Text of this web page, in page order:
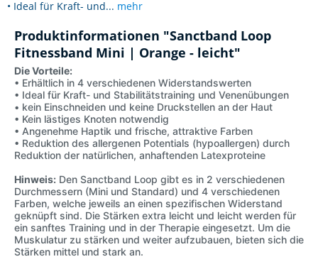
• Ideal für Kraft- und... mehr
Produktinformationen "Sanctband Loop
Fitnessband Mini | Orange - leicht"
Die Vorteile:
• Erhältlich in 4 verschiedenen Widerstandswerten
• Ideal für Kraft- und Stabilitätstraining und Venenübungen
• kein Einschneiden und keine Druckstellen an der Haut
• Kein lästiges Knoten notwendig
• Angenehme Haptik und frische, attraktive Farben
• Reduktion des allergenen Potentials (hypoallergen) durch
Reduktion der natürlichen, anhaftenden Latexproteine
Hinweis: Den Sanctband Loop gibt es in 2 verschiedenen
Durchmessern (Mini und Standard) und 4 verschiedenen
Farben, welche jeweils an einen spezifischen Widerstand
geknüpft sind. Die Stärken extra leicht und leicht werden für
ein sanftes Training und in der Therapie eingesetzt. Um die
Muskulatur zu stärken und weiter aufzubauen, bieten sich die
Stärken mittel und stark an.